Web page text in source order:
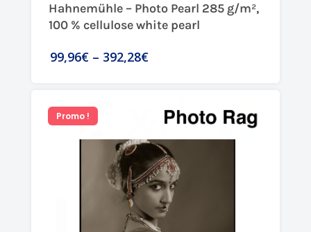
Hahnemühle – Photo Pearl 285 g/m²,
100 % cellulose white pearl
99,96€ – 392,28€
Promo !